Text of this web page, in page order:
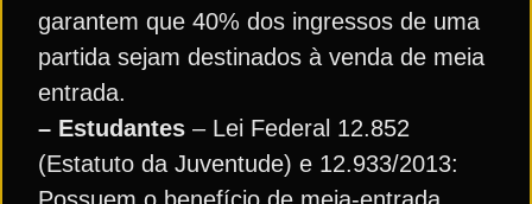
garantem que 40% dos ingressos de uma
partida sejam destinados à venda de meia
entrada.
– Estudantes – Lei Federal 12.852
(Estatuto da Juventude) e 12.933/2013: